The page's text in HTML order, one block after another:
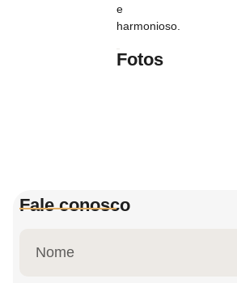
e
harmonioso.
Fotos
Fale conosco